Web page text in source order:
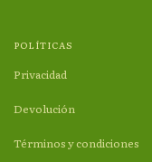
POLÍTICAS
Privacidad
Devolución
Términos y condiciones